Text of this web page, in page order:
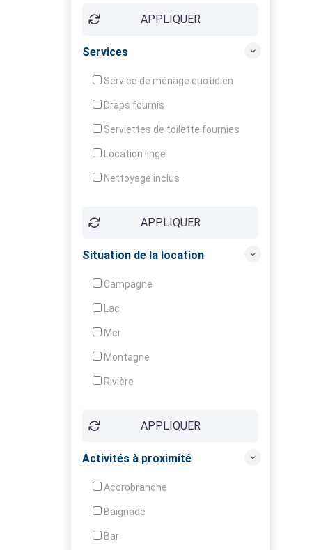
APPLIQUER
Services
Service de ménage quotidien
Draps fournis
Serviettes de toilette fournies
Location linge
Nettoyage inclus
Garde d'enfants
Crèche
APPLIQUER
Situation de la location
Campagne
Lac
Mer
Montagne
Rivière
APPLIQUER
Activités à proximité
Accrobranche
Baignade
Bar